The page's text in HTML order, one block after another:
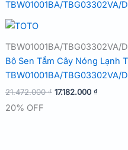
TBW01001BA/TBG03302VA/
Bộ Sen Tắm Cây Nóng Lạnh
TBW01001BA/TBG03302VA/
21.472.000₫ Giá
17.182.000 ₫
20% OFF